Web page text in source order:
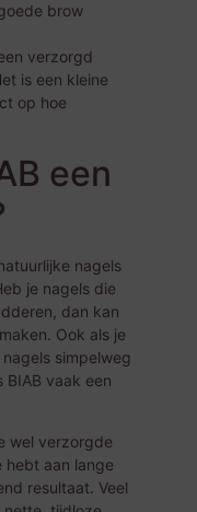
brow
verzorgd
is een kleine
op hoe
een
nagels
je nagels die
dan kan
Ook als je
simpelweg
vaak een
wel verzorgde
hebt aan lange
resultaat. Veel